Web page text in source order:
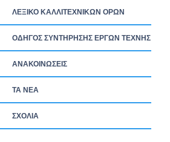
ΛΕΞΙΚΟ ΚΑΛΛΙΤΕΧΝΙΚΩΝ ΟΡΩΝ
ΟΔΗΓΟΣ ΣΥΝΤΗΡΗΣΗΣ ΕΡΓΩΝ ΤΕΧΝΗΣ
ΑΝΑΚΟΙΝΩΣΕΙΣ
ΤΑ ΝEΑ
ΣΧΟΛΙΑ